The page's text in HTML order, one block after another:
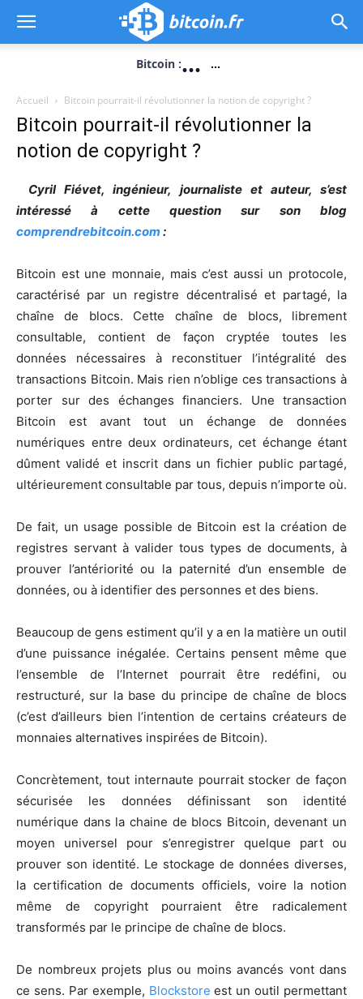
Bitcoin :... ...
Accueil Bitcoin pourrait-il révolutionner la notion de copyright ?
Bitcoin pourrait-il révolutionner la
notion de copyright ?
Cyril Fiévet, ingénieur, journaliste et auteur, s’est
intéressé à cette question sur son blog
comprendrebitcoin.com :
Bitcoin est une monnaie, mais c’est aussi un protocole,
caractérisé par un registre décentralisé et partagé, la
chaîne de blocs. Cette chaîne de blocs, librement
consultable, contient de façon cryptée toutes les
données nécessaires à reconstituer l’intégralité des
transactions Bitcoin. Mais rien n’oblige ces transactions à
porter sur des échanges financiers. Une transaction
Bitcoin est avant tout un échange de données
numériques entre deux ordinateurs, cet échange étant
dûment validé et inscrit dans un fichier public partagé,
ultérieurement consultable par tous, depuis n’importe où.
De fait, un usage possible de Bitcoin est la création de
registres servant à valider tous types de documents, à
prouver l’antériorité ou la paternité d’un ensemble de
données, ou à identifier des personnes et des biens.
Beaucoup de gens estiment qu’il y a en la matière un outil
d’une puissance inégalée. Certains pensent même que
l’ensemble de l’Internet pourrait être redéfini, ou
restructuré, sur la base du principe de chaîne de blocs
(c’est d’ailleurs bien l’intention de certains créateurs de
monnaies alternatives inspirées de Bitcoin).
Concrètement, tout internaute pourrait stocker de façon
sécurisée les données définissant son identité
numérique dans la chaine de blocs Bitcoin, devenant un
moyen universel pour s’enregistrer quelque part ou
prouver son identité. Le stockage de données diverses,
la certification de documents officiels, voire la notion
même de copyright pourraient être radicalement
transformés par le principe de chaîne de blocs.
De nombreux projets plus ou moins avancés vont dans
ce sens. Par exemple, Blockstore est un outil permettant